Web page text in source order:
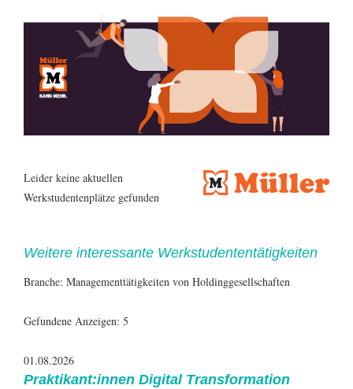
Leider keine aktuellen
Werkstudentenplätze gefunden
Weitere interessante Werkstudententätigkeiten
Branche: Managementtätigkeiten von Holdinggesellschaften
Gefundene Anzeigen: 5
01.08.2026
Praktikant:innen Digital Transformation